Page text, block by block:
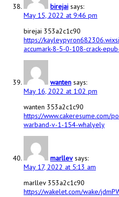
birejai says:
May 15, 2022 at 9:46 pm
birejai 353a2c1c90
https://
accumark-8-5-0-108-crack-
wanten says:
May 16, 2022 at 1:02 pm
wanten 353a2c1c90
https://www.cakeresume.com/
warband-v-1-154-whalyely
marllev says:
May 17, 2022 at 5:13 am
marllev 353a2c1c90
https://wakelet.com/wake/